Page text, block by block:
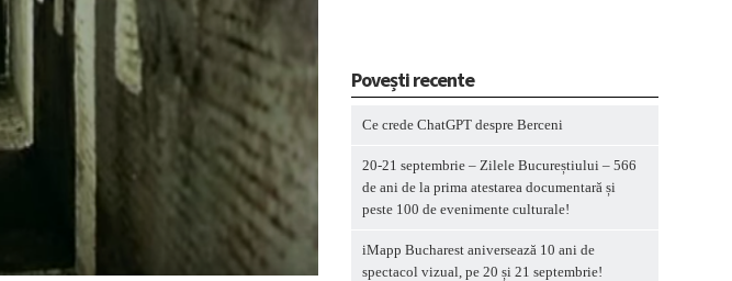
Povești recente
Ce crede ChatGPT despre Berceni
20-21 septembrie – Zilele Bucureștiului – 566
de ani de la prima atestarea documentară și
peste 100 de evenimente culturale!
iMapp Bucharest aniversează 10 ani de
spectacol vizual, pe 20 și 21 septembrie!